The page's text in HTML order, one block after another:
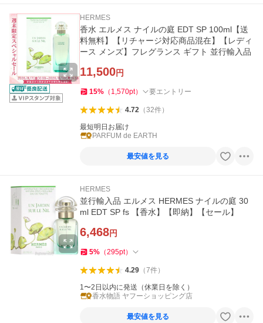
HERMES
香水 エルメス ナイルの庭 EDT SP 100ml【送
料無料】【リチャージ対応商品混在】【レディ
ース メンズ】フレグランス ギフト 並行輸入品
11,500円
15% （ 1,570pt） 要エントリー
4.72（32件）
最短明日お届け
PARFUM de EARTH
最安値を見る
HERMES
並行輸入品 エルメス HERMES ナイルの庭 30
ml EDT SP fs 【香水】【即納】【セール】
6,468円
5% （295pt）
4.29（7件）
1〜2日以内に発送（休業日を除く）
香水物語 ヤフーショッピング店
最安値を見る